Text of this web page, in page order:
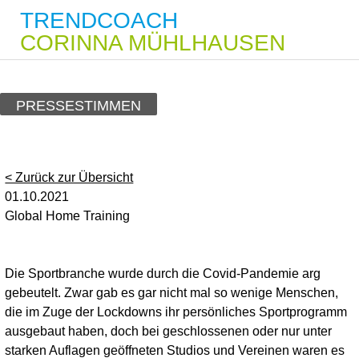
TRENDCOACH
CORINNA MÜHLHAUSEN
PRESSESTIMMEN
< Zurück zur Übersicht
01.10.2021
Global Home Training
Die Sportbranche wurde durch die Covid-Pandemie arg
gebeutelt. Zwar gab es gar nicht mal so wenige Menschen,
die im Zuge der Lockdowns ihr persönliches Sportprogramm
ausgebaut haben, doch bei geschlossenen oder nur unter
starken Auflagen geöffneten Studios und Vereinen waren es